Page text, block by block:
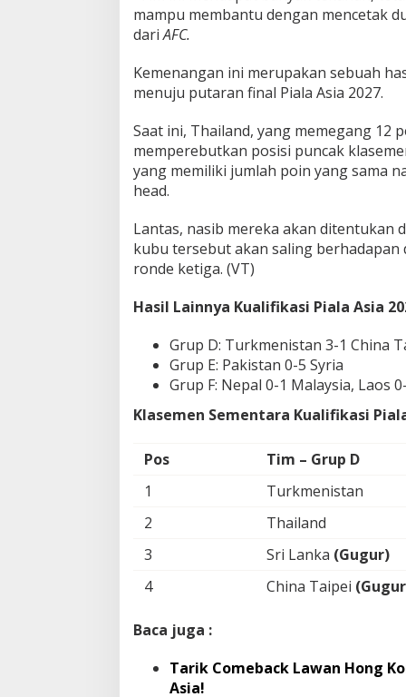
mampu membantu dengan mencetak
dariAFC.
Kemenangan ini merupakan sebuah
menuju putaran final Piala Asia 2027.
Saat ini, Thailand, yang memegang 12
memperebutkan posisi puncak
yang memiliki jumlah poin yang sama
head.
Lantas, nasib mereka akan ditentukan
kubu tersebut akan saling
ronde ketiga. (VT)
Hasil Lainnya Kualifikasi Piala Asia
Grup D: Turkmenistan 3-1 China
Grup E: Pakistan 0-5 Syria
Grup F: Nepal 0-1 Malaysia, Laos
Klasemen Sementara Kualifikasi
Pos Tim – Grup D
1
Turkmenistan
2
Thailand
3
Sri Lanka (Gugur)
4
China Taipei
Baca juga :
Tarik Comeback Lawan Hong
Asia!